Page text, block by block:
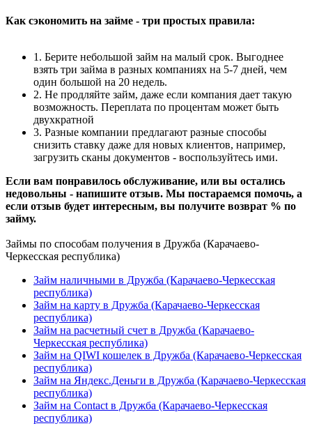
Как сэкономить на займе - три простых правила:
1. Берите небольшой займ на малый срок. Выгоднее
взять три займа в разных компаниях на 5-7 дней, чем
один большой на 20 недель.
2. Не продляйте займ, даже если компания дает такую
возможность. Переплата по процентам может быть
двухкратной
3. Разные компании предлагают разные способы
снизить ставку даже для новых клиентов, например,
загрузить сканы документов - воспользуйтесь ими.
Если вам понравилось обслуживание, или вы остались
недовольны - напишите отзыв. Мы постараемся помочь, а
если отзыв будет интересным, вы получите возврат % по
займу.
Займы по способам получения в Дружба (Карачаево-
Черкесская республика)
Займ наличными в Дружба (Карачаево-Черкесская
республика)
Займ на карту в Дружба (Карачаево-Черкесская
республика)
Займ на расчетный счет в Дружба (Карачаево-
Черкесская республика)
Займ на QIWI кошелек в Дружба (Карачаево-Черкесская
республика)
Займ на Яндекс.Деньги в Дружба (Карачаево-Черкесская
республика)
Займ на Contact в Дружба (Карачаево-Черкесская
республика)